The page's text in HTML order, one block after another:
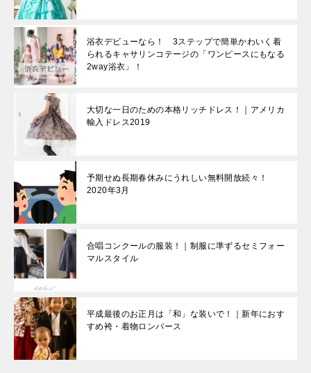
浴衣デビューなら！ 3ステップで簡単かわいく着
られるキャサリンコテージの「ワンピースにもなる
2way浴衣」！
大切な一日のための本格リッチドレス！｜アメリカ
輸入ドレス2019
予期せぬ長期春休みにうれしい無料開放続々！
2020年3月
合唱コンクールの服装！｜制服に準ずるセミフォー
マルスタイル
平成最後のお正月は「和」な装いで！｜新年におす
すめ袴・着物ロンパース